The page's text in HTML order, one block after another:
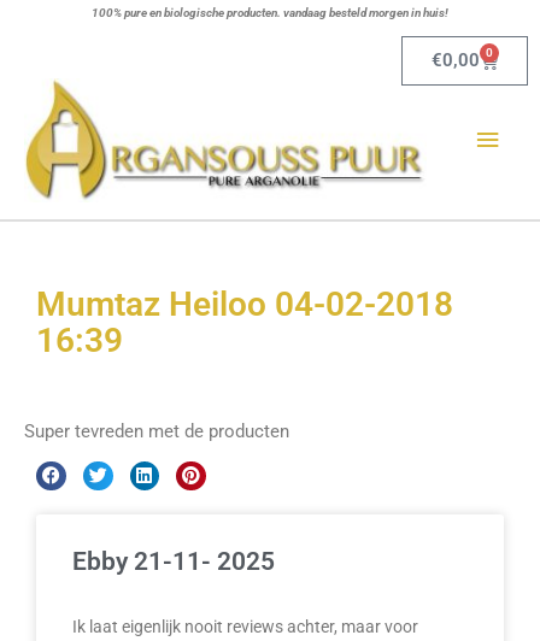
100% pure en biologische producten. vandaag besteld morgen in huis!
€0,00 0
Mumtaz Heiloo 04-02-2018
16:39
Super tevreden met de producten
Ebby 21-11- 2025
Ik laat eigenlijk nooit reviews achter, maar voor